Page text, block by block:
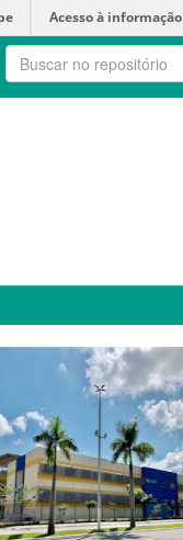
Acesso à informação